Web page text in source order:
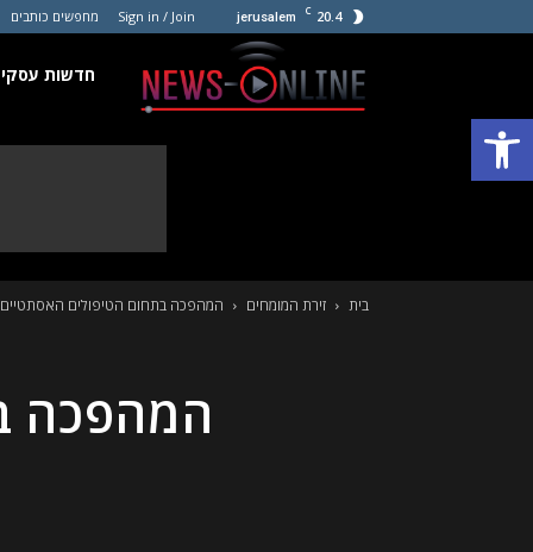
פתח סרגל נגישות
20.4
C
jerusalem
Sign in / Join מחפשים כותבים
חדשות
חדשות
בית זירת המומחים המהפכה בתחום הטיפולים האסתטיים
המהפכה